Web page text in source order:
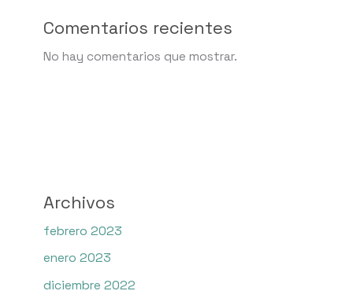
Comentarios recientes
No hay comentarios que mostrar.
Archivos
febrero 2023
enero 2023
diciembre 2022